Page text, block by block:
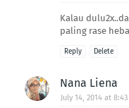
Kalau
paling rase
Reply Delete
Nana Liena
July 14, 2014 at 8:43